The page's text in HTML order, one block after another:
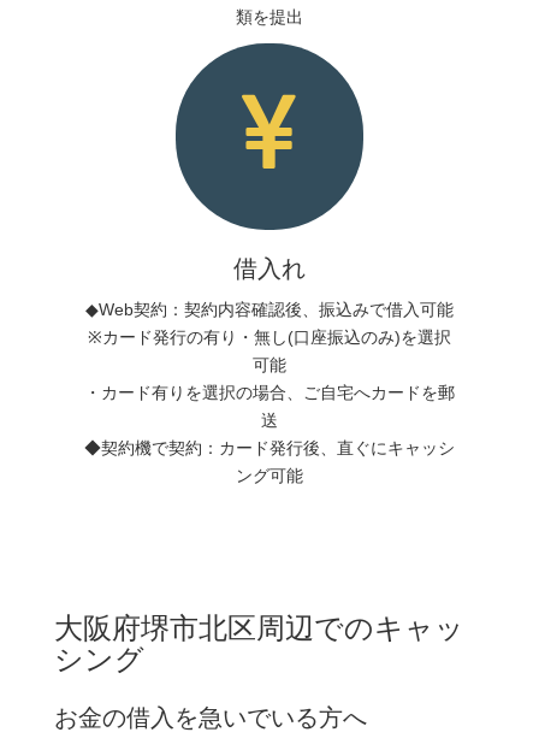
類を提出
借入れ
◆Web契約：契約内容確認後、振込みで借入可能
※カード発行の有り・無し(口座振込のみ)を選択
可能
・カード有りを選択の場合、ご自宅へカードを郵
送
◆契約機で契約：カード発行後、直ぐにキャッシ
ング可能
大阪府堺市北区周辺でのキャッ
シング
お金の借入を急いでいる方へ